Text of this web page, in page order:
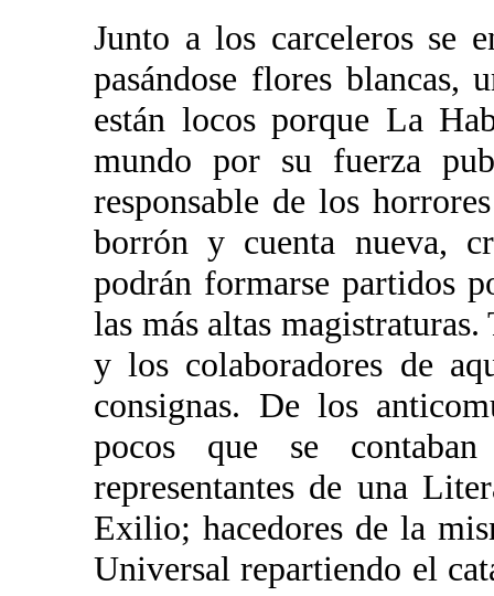
Junto a los carceleros se
pasándose flores blancas,
están locos porque La
mundo por su fuerza
responsable de los
borrón y cuenta nueva,
podrán formarse partidos
las más altas
y los colaboradores de
consignas. De los
pocos que se
representantes de una
Exilio; hacedores de la
Universal repartiendo el